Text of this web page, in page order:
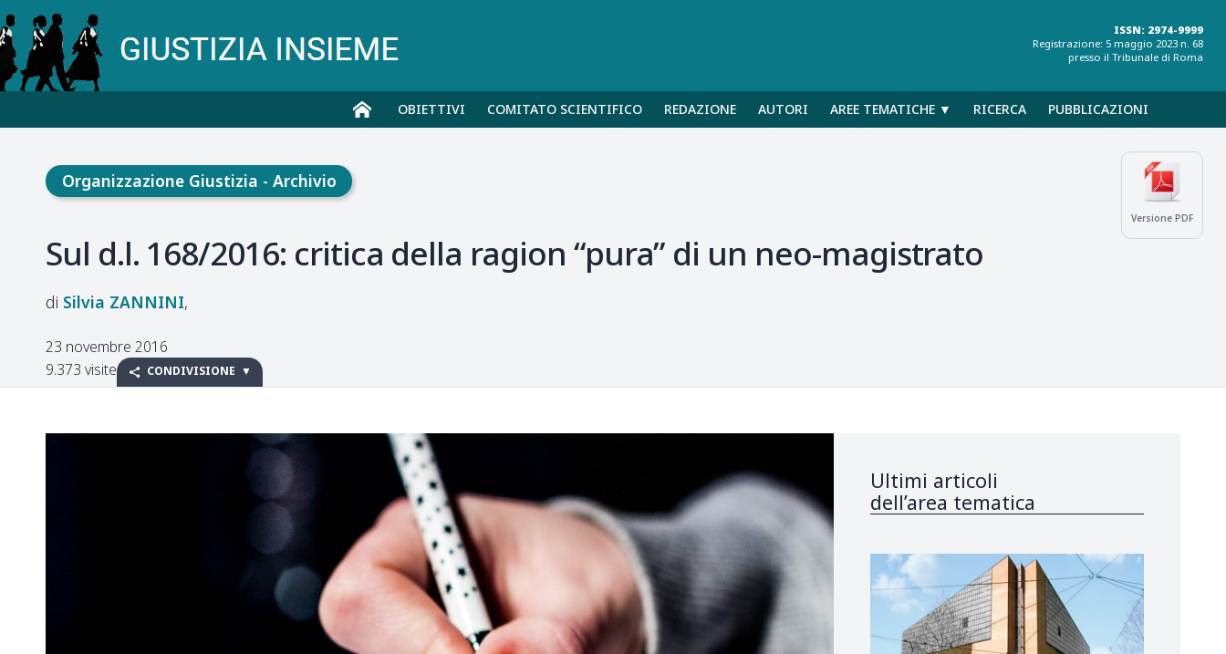
ISSN: 2974-9999
Registrazione: 5 maggio 2023 n. 68
presso il Tribunale di Roma
OBIETTIVI COMITATO SCIENTIFICO REDAZIONE AUTORI AREE TEMATICHE ▼ RICERCA PUBBLICAZIONI
Versione PDF
Organizzazione Giustizia - Archivio
Sul d.l. 168/2016: critica della ragion “pura” di un neo-magistrato
Silvia ZANNINI
23 novembre 2016
9.373 visite
CONDIVISIONE
Ultimi articoli
dell’area tematica